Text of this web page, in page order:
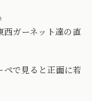
西ガーネット達の直
ペで見ると正面に若